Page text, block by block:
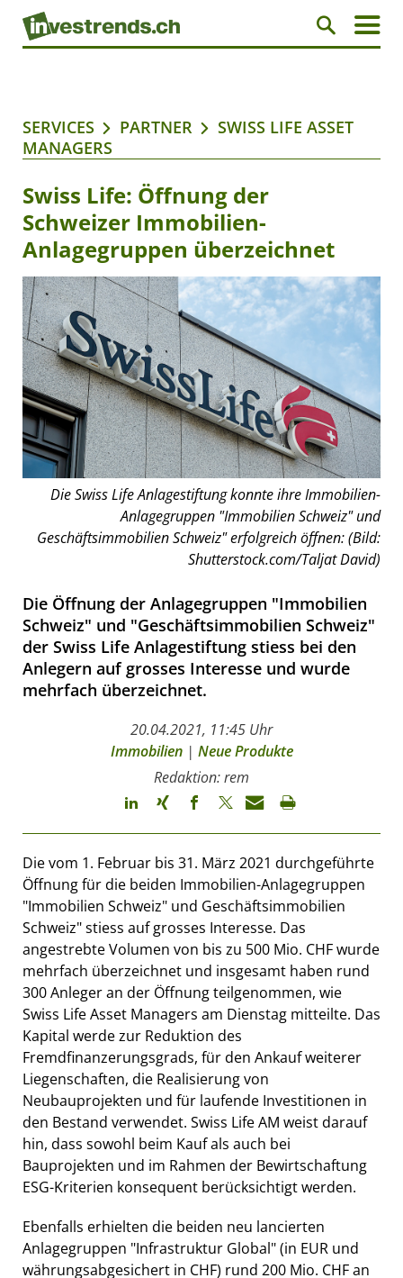
SERVICES PARTNER
SWISS LIFE ASSET
MANAGERS
Swiss Life: Öffnung der
Schweizer Immobilien-
Anlagegruppen überzeichnet
Die Swiss Life Anlagestiftung konnte ihre Immobilien-
Anlagegruppen "Immobilien Schweiz" und
Geschäftsimmobilien Schweiz" erfolgreich öffnen: (Bild:
Shutterstock.com/Taljat David)
Die Öffnung der Anlagegruppen "Immobilien
Schweiz" und "Geschäftsimmobilien Schweiz"
der Swiss Life Anlagestiftung stiess bei den
Anlegern auf grosses Interesse und wurde
mehrfach überzeichnet.
20.04.2021, 11:45 Uhr
Immobilien| Neue Produkte
Redaktion: rem
Die vom 1. Februar bis 31. März 2021 durchgeführte
Öffnung für die beiden Immobilien-Anlagegruppen
"Immobilien Schweiz" und Geschäftsimmobilien
Schweiz" stiess auf grosses Interesse. Das
angestrebte Volumen von bis zu 500 Mio. CHF wurde
mehrfach überzeichnet und insgesamt haben rund
300 Anleger an der Öffnung teilgenommen, wie
Swiss Life Asset Managers am Dienstag mitteilte. Das
Kapital werde zur Reduktion des
Fremdfinanzerungsgrads, für den Ankauf weiterer
Liegenschaften, die Realisierung von
Neubauprojekten und für laufende Investitionen in
den Bestand verwendet. Swiss Life AM weist darauf
hin, dass sowohl beim Kauf als auch bei
Bauprojekten und im Rahmen der Bewirtschaftung
ESG-Kriterien konsequent berücksichtigt werden.
Ebenfalls erhielten die beiden neu lancierten
Anlagegruppen "Infrastruktur Global" (in EUR und
währungsabgesichert in CHF) rund 200 Mio. CHF an